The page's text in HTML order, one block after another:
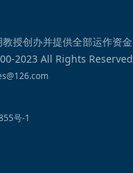
授创办并提供全部运作资金
2023 All Rights Reserved
号-1